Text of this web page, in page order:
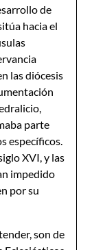
de
hacia el
las diócesis
parte
específicos.
XVI, y las
impedido
por su
son de